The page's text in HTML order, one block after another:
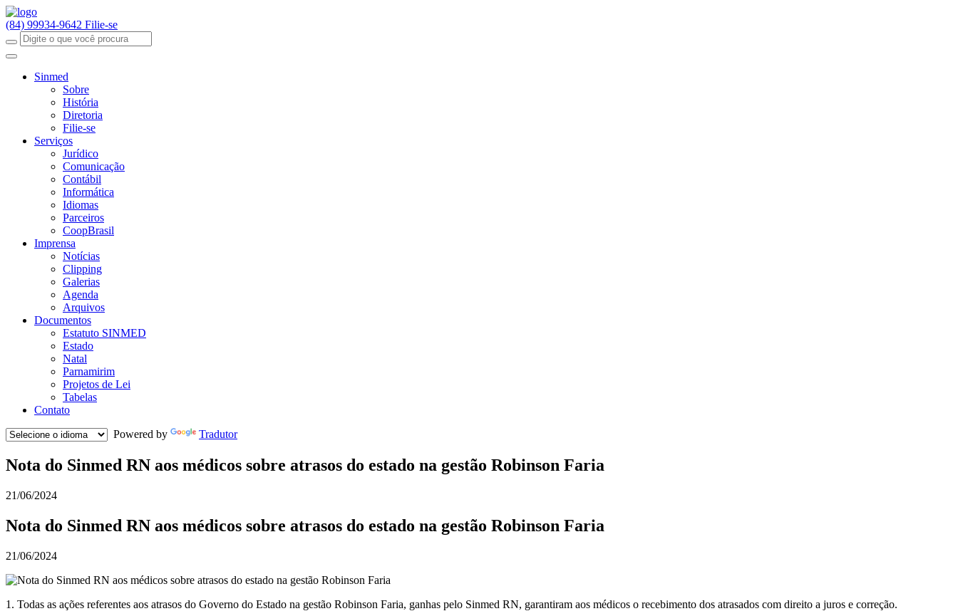
(84) 99934-9642 Filie-se
Sinmed
Sobre
História
Diretoria
Filie-se
Serviços
Jurídico
Comunicação
Contábil
Informática
Idiomas
Parceiros
CoopBrasil
Imprensa
Notícias
Clipping
Galerias
Agenda
Arquivos
Documentos
Estatuto SINMED
Estado
Natal
Parnamirim
Projetos de Lei
Tabelas
Contato
Powered by
Tradutor
Nota do Sinmed RN aos médicos sobre atrasos do estado na gestão Robinson Faria
21/06/2024
Nota do Sinmed RN aos médicos sobre atrasos do estado na gestão Robinson Faria
21/06/2024
1. Todas as ações referentes aos atrasos do Governo do Estado na gestão Robinson Faria, ganhas pelo Sinmed RN, garantiram aos médicos o recebimento dos atrasados com direito a juros e correção.